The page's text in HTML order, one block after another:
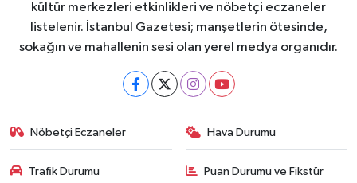
kültür merkezleri etkinlikleri ve nöbetçi eczaneler
listelenir. İstanbul Gazetesi; manşetlerin ötesinde,
sokağın ve mahallenin sesi olan yerel medya organıdır.
Nöbetçi Eczaneler Hava Durumu
Trafik Durumu Puan Durumu ve Fikstür